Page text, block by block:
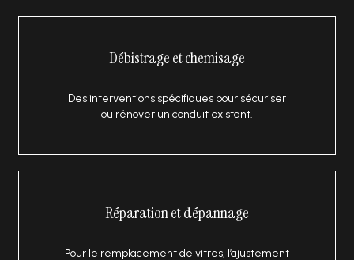
Débistrage et chemisage
Des interventions spécifiques pour sécuriser
ou rénover un conduit existant.
Réparation et dépannage
Pour le remplacement de vitres, l’ajustement